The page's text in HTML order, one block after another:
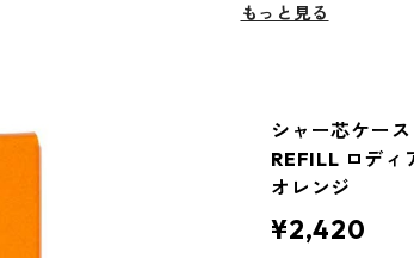
もっと見る
シャー芯ケー
REFILL ロディ
オレンジ
¥2,420